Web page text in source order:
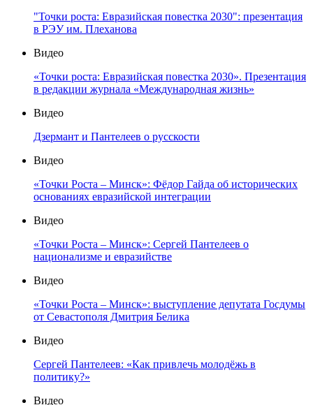
"Точки роста: Евразийская повестка 2030": презентация
в РЭУ им. Плеханова
Видео
«Точки роста: Евразийская повестка 2030». Презентация
в редакции журнала «Международная жизнь»
Видео
Дзермант и Пантелеев о русскости
Видео
«Точки Роста – Минск»: Фёдор Гайда об исторических
основаниях евразийской интеграции
Видео
«Точки Роста – Минск»: Сергей Пантелеев о
национализме и евразийстве
Видео
«Точки Роста – Минск»: выступление депутата Госдумы
от Севастополя Дмитрия Белика
Видео
Сергей Пантелеев: «Как привлечь молодёжь в
политику?»
Видео